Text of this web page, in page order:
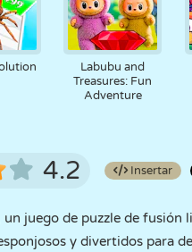
Labubu and
Treasures: Fun
Adventure
4.2 Insertar
un juego de puzzle de fusión
y divertidos para